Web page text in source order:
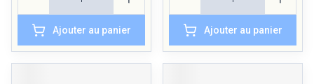
Ajouter au panier Ajouter au panier